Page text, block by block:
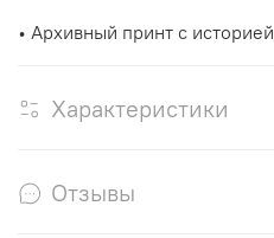
• Архивный принт с историей
Характеристики
Отзывы